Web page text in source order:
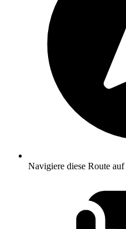
Navigiere diese Route auf